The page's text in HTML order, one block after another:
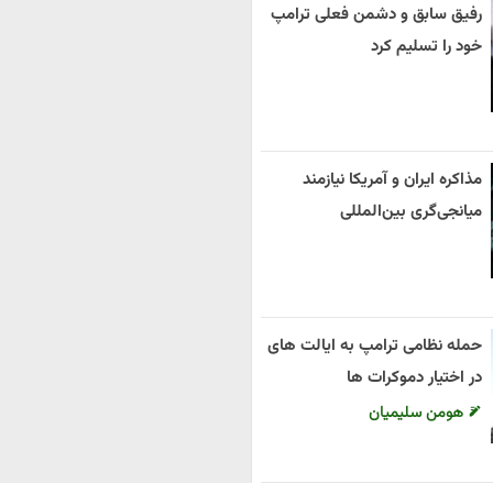
رفیق سابق و دشمن فعلی ترامپ
خود را تسلیم کرد
مذاکره ایران و آمریکا نیازمند
میانجی‌گری بین‌المللی
حمله نظامی ترامپ به ایالت های
در اختیار دموکرات ها
هومن سلیمیان